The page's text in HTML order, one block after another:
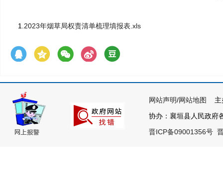
1. 2023年烟草局权责清单梳理填报表.xls
网站声明/网站地图
主
协办：襄垣县人民政
晋ICP备09001356号